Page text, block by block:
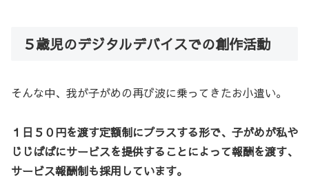
５歳児のデジタルデバイスでの創作活動
そんな中、我が子がめの再び波に乗ってきたお小遣い。
１日５０円を渡す定額制にプラスする形で、子がめが私や
じじばばにサービスを提供することによって報酬を渡す、
サービス報酬制も採用しています。